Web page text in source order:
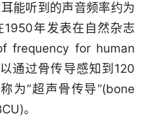
能听到的声音频率约为
年发表在自然杂志
frequency for human
通过骨传导感知到120
为“超声骨传导”(bone
。